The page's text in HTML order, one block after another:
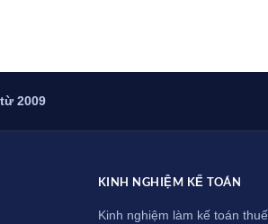
2009
KINH NGHIỆM KẾ TOÁN
Kinh nghiệm làm kế toán thuế